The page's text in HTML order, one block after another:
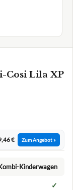
Cosi Lila XP
€ Zum Angebot »
Kinderwagen
✓